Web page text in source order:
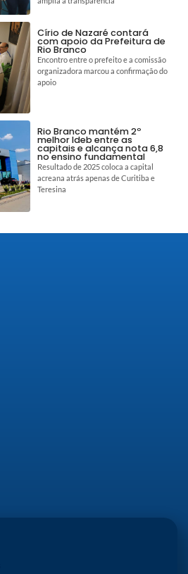
Círio de Nazaré contará
com apoio da Prefeitura de
Rio Branco
Encontro entre o prefeito e a comissão
organizadora marcou a confirmação do
apoio
Rio Branco mantém 2º
melhor Ideb entre as
capitais e alcança nota 6,8
no ensino fundamental
Resultado de 2025 coloca a capital
acreana atrás apenas de Curitiba e
Teresina